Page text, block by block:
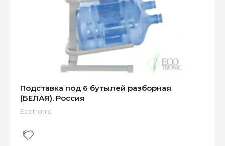
Подставка под 6 бутылей разборная
(БЕЛАЯ). Россия
Ecotronic